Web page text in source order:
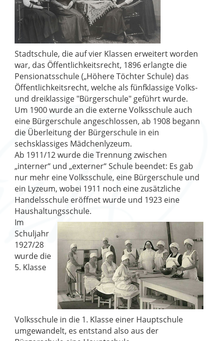
Stadtschule, die auf vier Klassen erweitert worden
war, das Öffentlichkeitsrecht, 1896 erlangte die
Pensionatsschule („Höhere Töchter Schule) das
Öffentlichkeitsrecht, welche als fünfklassige Volks-
und dreiklassige "Bürgerschule" geführt wurde.
Um 1900 wurde an die externe Volksschule auch
eine Bürgerschule angeschlossen, ab 1908 begann
die Überleitung der Bürgerschule in ein
sechsklassiges Mädchenlyzeum.
Ab 1911/12 wurde die Trennung zwischen
„interner“ und „externer“ Schule beendet: Es gab
nur mehr eine Volksschule, eine Bürgerschule und
ein Lyzeum, wobei 1911 noch eine zusätzliche
Handelsschule eröffnet wurde und 1923 eine
Haushaltungsschule.
Im
Schuljahr
1927/28
wurde die
5. Klasse
Volksschule in die 1. Klasse einer Hauptschule
umgewandelt, es entstand also aus der